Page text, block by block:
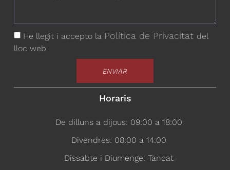
He llegit i accepto la Política de Privacitat del
lloc web
ENVIAR
Horaris
De dilluns a dijous: 09:00 a 18:00
Divendres: 08:00 a 14:00
Dissabte i Diumenge: Tancat